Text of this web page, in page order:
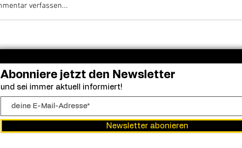
alte Clique: Dreharbeiten
in a Cornfield 2“ erhält
verfassen...
Abonniere jetzt den Newsletter
und sei immer aktuell informiert!
Newsletter abonieren